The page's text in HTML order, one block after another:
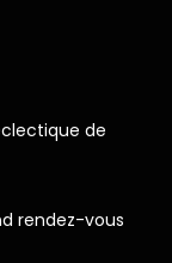
de
rendez-vous